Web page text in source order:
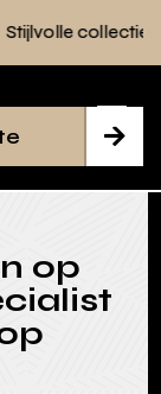
voor elk

op